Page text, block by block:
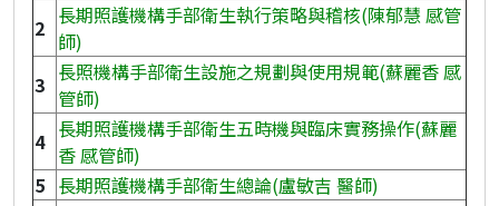
2 長期照護機構手部衛生執行策略與稽核(陳郁慧 感管
師)
3 長照機構手部衛生設施之規劃與使用規範(蘇麗香 感
管師)
4 長期照護機構手部衛生五時機與臨床實務操作(蘇麗
香 感管師)
5 長期照護機構手部衛生總論(盧敏吉 醫師)